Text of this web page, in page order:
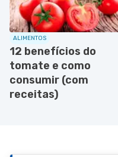
ALIMENTOS
12 benefícios do
tomate e como
consumir (com
receitas)